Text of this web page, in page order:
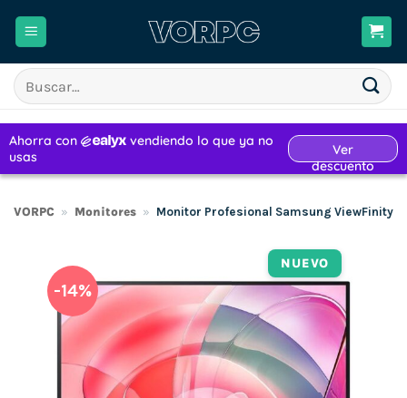
Buscar
por:
VORPC » Monitores » Monitor Profesional Samsung ViewFinity
NUEVO
-14%